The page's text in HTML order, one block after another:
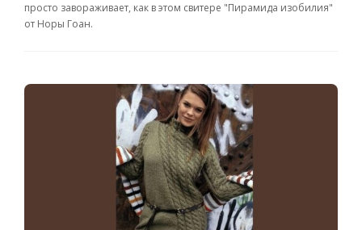
просто завораживает, как в этом свитере "Пирамида изобилия"
от Норы Гоан.